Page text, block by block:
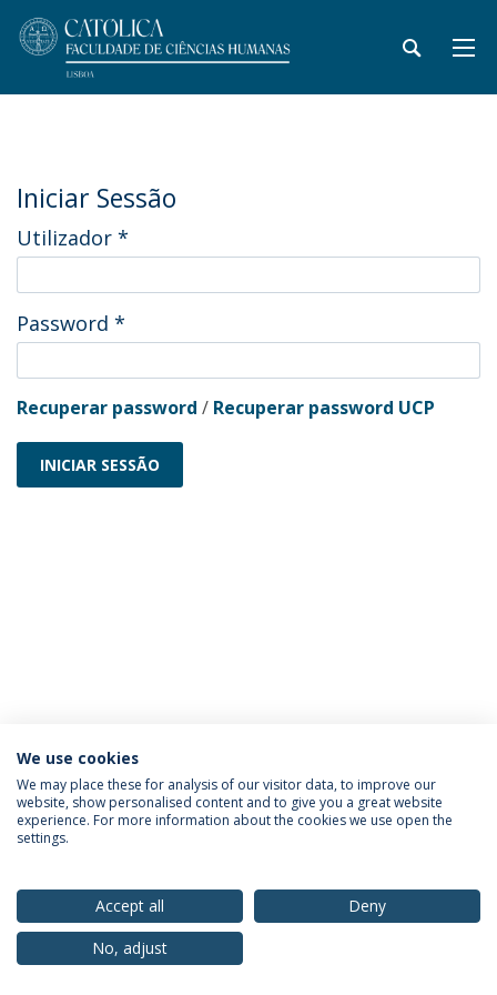
Iniciar Sessão
Utilizador *
Password *
Recuperar password / Recuperar password UCP
INICIAR SESSÃO
Política de Privacidade
Termos & Condições
Direitos do Titular dos Dados
© 2026 Universidade Católica Portuguesa
We use cookies
We may place these for analysis of our visitor data, to improve our
website, show personalised content and to give you a great website
experience. For more information about the cookies we use open the
settings.
Accept all
Deny
No, adjust